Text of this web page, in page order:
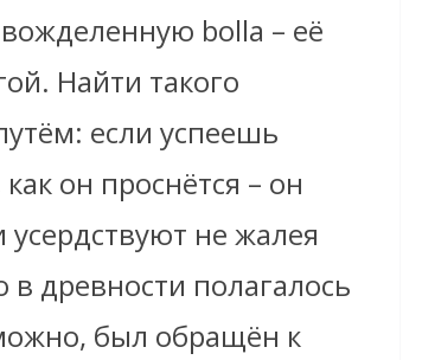
bolla – её
Найти такого
если успеешь
он проснётся – он
не жалея
древности полагалось
был обращён к